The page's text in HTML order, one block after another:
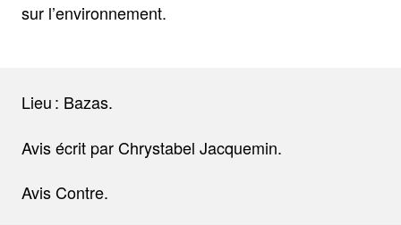
sur l’environnement.
Lieu : Bazas.
Avis écrit par Chrystabel Jacquemin.
Avis Contre.